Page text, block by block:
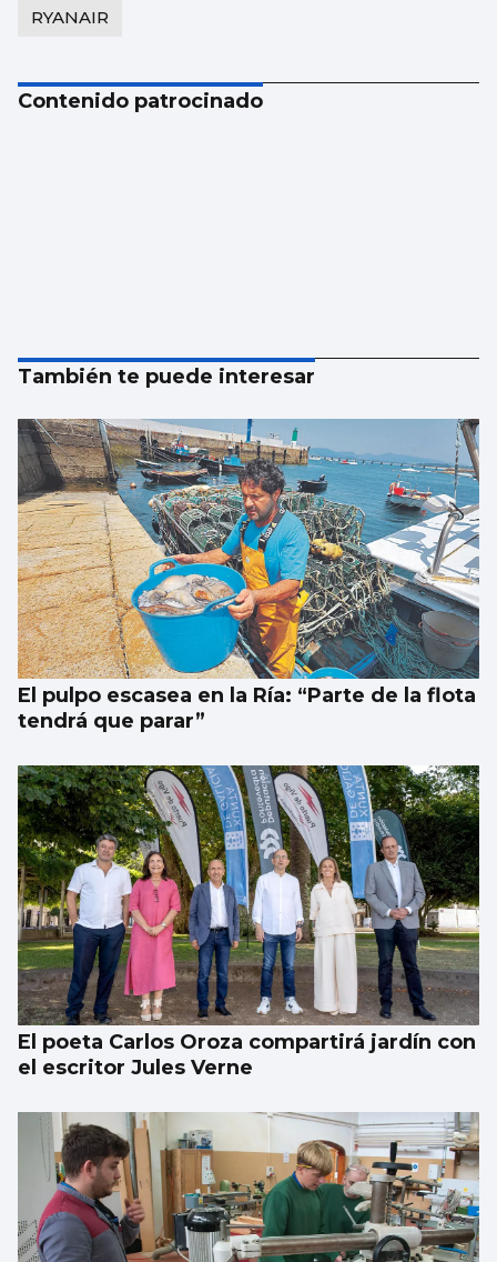
RYANAIR
Contenido patrocinado
También te puede interesar
El pulpo escasea en la Ría: “Parte de la flota
tendrá que parar”
El poeta Carlos Oroza compartirá jardín con
el escritor Jules Verne